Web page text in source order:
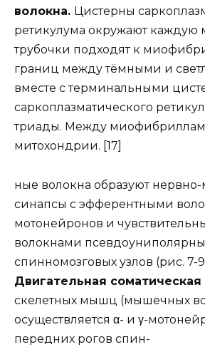
волокна. Цистерны
ретикулума окружают каждую
трубочки подходят к
границ между тёмными и
вместе с терминальными
саркоплазматического
триады. Между
митохондрии. [17]
ные волокна образуют
синапсы с эфферентными
мотонейронов и
волокнами
спинномозговых узлов (рис. 7-
Двигательная
скелетных мышц (мышечных
осуществляется α- и γ-
передних рогов спин-